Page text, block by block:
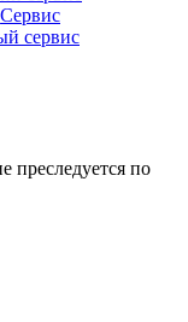
Сервис
сервис
преследуется по